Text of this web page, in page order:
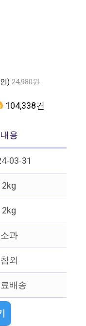
) 24,980원
104,338건
내용
03-31
2kg
2kg
소과
참외
배송